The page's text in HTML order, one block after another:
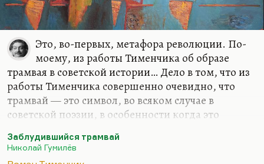
Это, во-первых, метафора революции. По-
моему, из работы Тименчика об образе
трамвая в советской истории… Дело в том, что из
работы Тименчика совершенно очевидно, что
трамвай — это символ, во всяком случае в
советской поэзии, в особенности когда это
символ хода истории.
Заблудившийся трамвай
Николай Гумилёв